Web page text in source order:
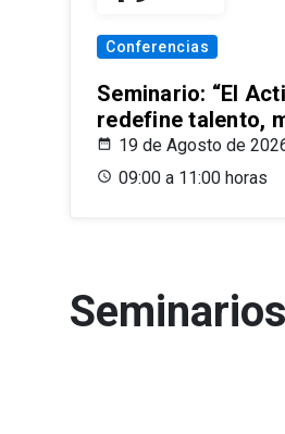
Conferencias
Seminario: “El
redefine talento,
19 de Agosto de
09:00 a 11:00 horas
Seminarios